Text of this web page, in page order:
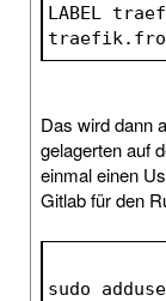
LABEL
Das wird dann
gelagerten auf
einmal einen
Gitlab für den
sudo